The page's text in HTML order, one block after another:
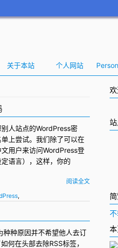
关于本站 个人网站
人站点的WordPress密
上尝试。我们除了可以在
用户来访问WordPress登
语言），这样，你的
阅读全文
,
种种原因并不希望他人去订
何在头部去除RSS标签，
欢